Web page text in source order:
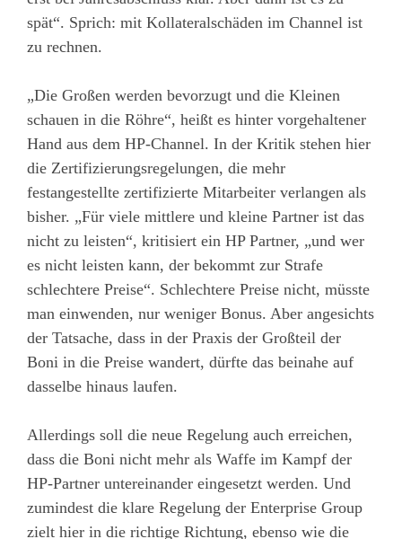
spät“. Sprich: mit Kollateralschäden im Channel ist
zu rechnen.
„Die Großen werden bevorzugt und die Kleinen
schauen in die Röhre“, heißt es hinter vorgehaltener
Hand aus dem HP-Channel. In der Kritik stehen hier
die Zertifizierungsregelungen, die mehr
festangestellte zertifizierte Mitarbeiter verlangen als
bisher. „Für viele mittlere und kleine Partner ist das
nicht zu leisten“, kritisiert ein HP Partner, „und wer
es nicht leisten kann, der bekommt zur Strafe
schlechtere Preise“. Schlechtere Preise nicht, müsste
man einwenden, nur weniger Bonus. Aber angesichts
der Tatsache, dass in der Praxis der Großteil der
Boni in die Preise wandert, dürfte das beinahe auf
dasselbe hinaus laufen.
Allerdings soll die neue Regelung auch erreichen,
dass die Boni nicht mehr als Waffe im Kampf der
HP-Partner untereinander eingesetzt werden. Und
zumindest die klare Regelung der Enterprise Group
zielt hier in die richtige Richtung, ebenso wie die